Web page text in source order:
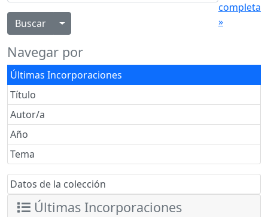
Alternar menú desplegable
completa
»
Navegar por
Últimas Incorporaciones
Título
Autor/a
Año
Tema
Datos de la colección
Últimas Incorporaciones